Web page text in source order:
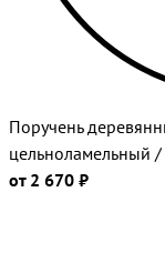
Поручень
цельноламельный
от 2 670 ₽